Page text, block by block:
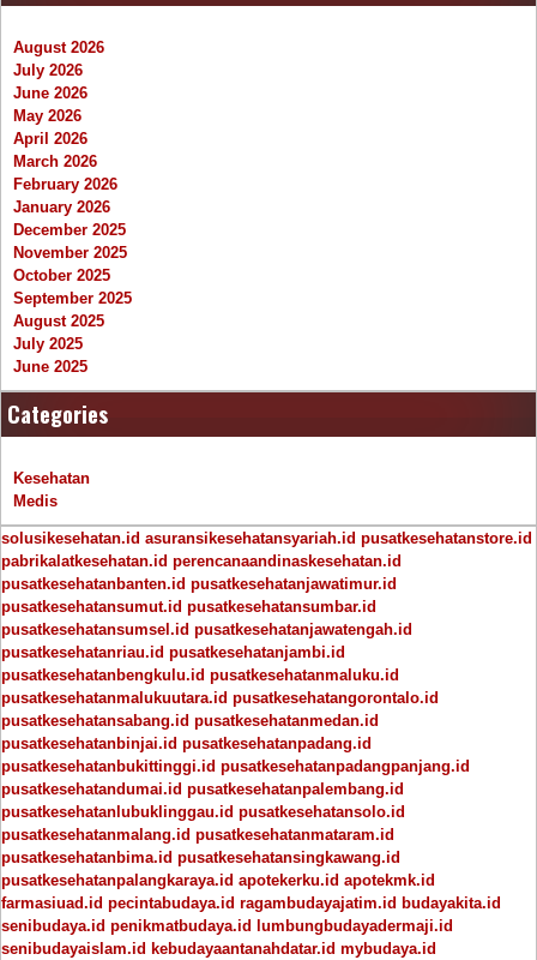
August 2026
July 2026
June 2026
May 2026
April 2026
March 2026
February 2026
January 2026
December 2025
November 2025
October 2025
September 2025
August 2025
July 2025
June 2025
Categories
Kesehatan
Medis
solusikesehatan.id asuransikesehatansyariah.id pusatkesehatanstore.id
pabrikalatkesehatan.id perencanaandinaskesehatan.id
pusatkesehatanbanten.id pusatkesehatanjawatimur.id
pusatkesehatansumut.id pusatkesehatansumbar.id
pusatkesehatansumsel.id pusatkesehatanjawatengah.id
pusatkesehatanriau.id pusatkesehatanjambi.id
pusatkesehatanbengkulu.id pusatkesehatanmaluku.id
pusatkesehatanmalukuutara.id pusatkesehatangorontalo.id
pusatkesehatansabang.id pusatkesehatanmedan.id
pusatkesehatanbinjai.id pusatkesehatanpadang.id
pusatkesehatanbukittinggi.id pusatkesehatanpadangpanjang.id
pusatkesehatandumai.id pusatkesehatanpalembang.id
pusatkesehatanlubuklinggau.id pusatkesehatansolo.id
pusatkesehatanmalang.id pusatkesehatanmataram.id
pusatkesehatanbima.id pusatkesehatansingkawang.id
pusatkesehatanpalangkaraya.id apotekerku.id apotekmk.id
farmasiuad.id pecintabudaya.id ragambudayajatim.id budayakita.id
senibudaya.id penikmatbudaya.id
lumbungbudayadermaji.id
senibudayaislam.id kebudayaantanahdatar.id mybudaya.id